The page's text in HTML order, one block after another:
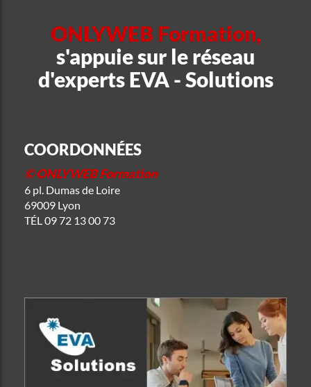
ONLYWEB Formation,
s'appuie sur le réseau
d'experts EVA - Solutions
COORDONNÉES
© ONLYWEB Formation
6 pl. Dumas de Loire
69009 Lyon
TÉL09 72 13 00 73